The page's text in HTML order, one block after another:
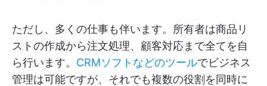
ただし、多くの仕事も伴います。所有者は商品リ
ストの作成から注文処理、顧客対応まで全てを自
ら行います。 CRMソフトなどのツールでビジネス
管理は可能ですが、それでも複数の役割を同時に